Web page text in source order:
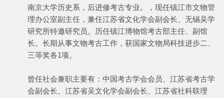
南京大学历史系，后进修考古专业。，现任镇江市文物管
理办公室副主任，兼任江苏省文化学会副会长、无锡吴学
研究所特邀研究员。历任镇江博物馆考古部主任、副馆
长。长期从事文物考古工作，获国家文物局科技进步二、
三等奖各1项。
曾任社会兼职主要有：中国考古学会会员、江苏省考古学
会副会长、江苏省吴文化学会副会长、江苏省社科联理